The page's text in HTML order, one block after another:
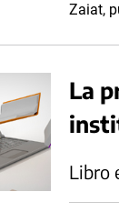
Zaiat,
La
Libro